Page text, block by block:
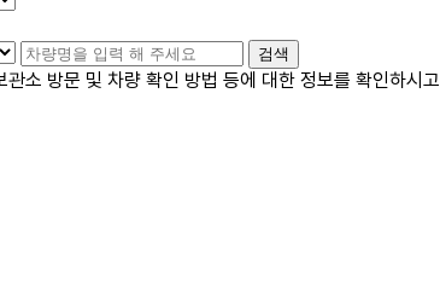
검색
관소 방문 및 차량 확인 방법 등에 대한 정보를 확인하시고